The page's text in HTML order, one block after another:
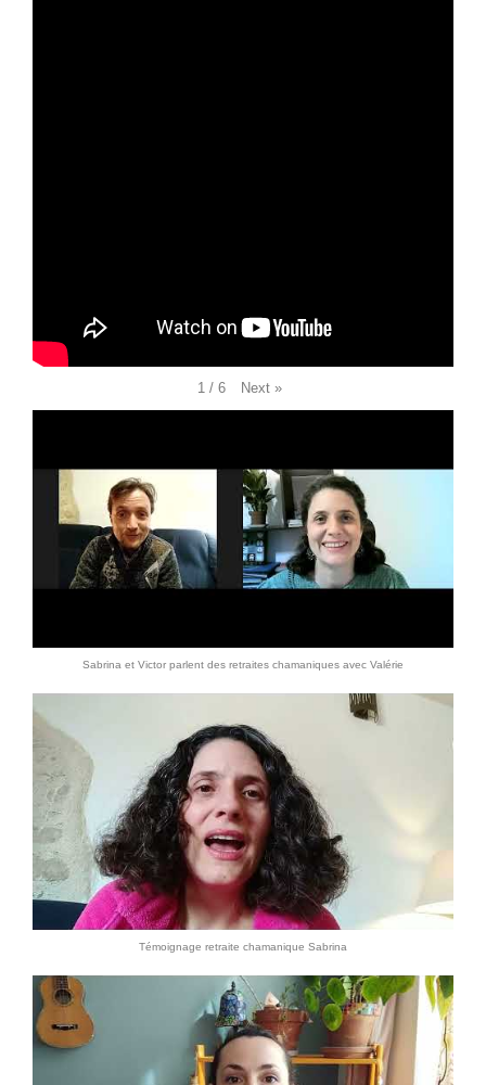
1 / 6 Next »
Sabrina et Victor parlent des retraites chamaniques avec Valérie
Témoignage retraite chamanique Sabrina